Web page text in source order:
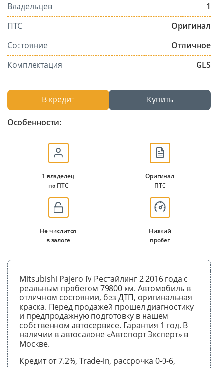
Владельцев
1
ПТС
Оригинал
Состояние
Отличное
Комплектация
GLS
В кредит Купить
Особенности:
1 владелец
по ПТС
Оригинал
ПТС
Не числится
в залоге
Низкий
пробег
Mitsubishi Pajero IV Рестайлинг 2 2016 года с
реальным пробегом 79800 км. Автомобиль в
отличном состоянии, без ДТП, оригинальная
краска. Перед продажей прошел диагностику
и предпродажную подготовку в нашем
собственном автосервисе. Гарантия 1 год. В
наличии в автосалоне «Автопорт Эксперт» в
Москве.
Кредит от 7.2%, Trade-in, рассрочка 0-0-6,